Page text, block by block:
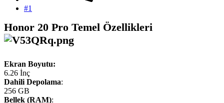
#1
Honor 20 Pro Temel Özellikleri
Ekran Boyutu:
6.26 İnç
Dahili Depolama:
256 GB
Bellek (RAM):